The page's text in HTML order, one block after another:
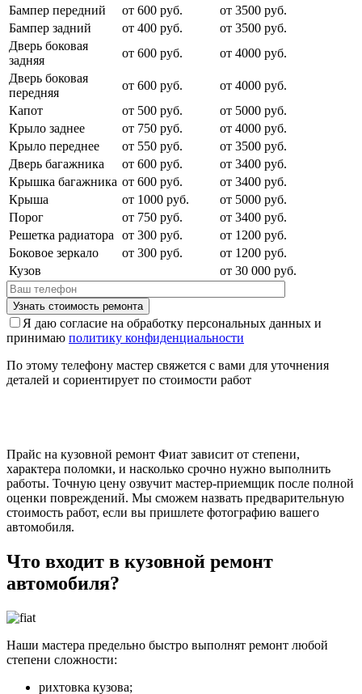
Бампер передний
от 600 руб.
от 3500 руб.
Бампер задний
от 400 руб.
от 3500 руб.
Дверь боковая
задняя
от 600 руб.
от 4000 руб.
Дверь боковая
передняя
от 600 руб.
от 4000 руб.
Капот
от 500 руб.
от 5000 руб.
Крыло заднее
от 750 руб.
от 4000 руб.
Крыло переднее
от 550 руб.
от 3500 руб.
Дверь багажника
от 600 руб.
от 3400 руб.
Крышка багажника от 600 руб.
от 3400 руб.
Крыша
от 1000 руб.
от 5000 руб.
Порог
от 750 руб.
от 3400 руб.
Решетка радиатора
от 300 руб.
от 1200 руб.
Боковое зеркало
от 300 руб.
от 1200 руб.
Кузов
от 30 000 руб.
Я даю согласие на обработку персональных данных и
принимаю политику конфиденциальности
По этому телефону мастер свяжется с вами для уточнения
деталей и сориентирует по стоимости работ
Прайс на кузовной ремонт Фиат зависит от степени,
характера поломки, и насколько срочно нужно выполнить
работы. Точную цену озвучит мастер-приемщик после полной
оценки повреждений. Мы сможем назвать предварительную
стоимость работ, если вы пришлете фотографию вашего
автомобиля.
Что входит в кузовной ремонт
автомобиля?
Наши мастера предельно быстро выполнят ремонт любой
степени сложности:
рихтовка кузова;